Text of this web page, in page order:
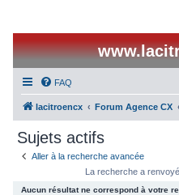
FAQ
lacitroencx Forum Agence CX
Sujets actifs
Aller à la recherche avancée
La recherche a
Aucun résultat ne correspond à votre